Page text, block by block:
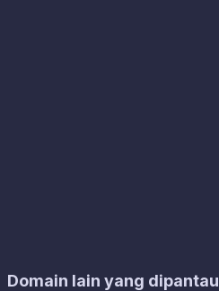
Domain lain yang dipantau